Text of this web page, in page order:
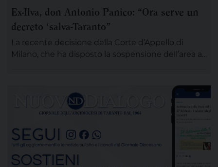
preghiera e rendergli un ultimo saluto. Alle ore 20
ci si ritroverà come Comunità educativa pastorale
Ex-Ilva, don Antonio Panico: “Ora serve un
decreto ‘salva-Taranto”
La recente decisione della Corte d’Appello di
Milano, che ha disposto la sospensione dell’area a
alla completa bonifica dell’amianto e alla riduzione
delle emissioni di polveri sottili, rappresenta un
passaggio destinato a segnare la lunga vicenda
dello stabilimento siderurgico. Una pronuncia che
[…]